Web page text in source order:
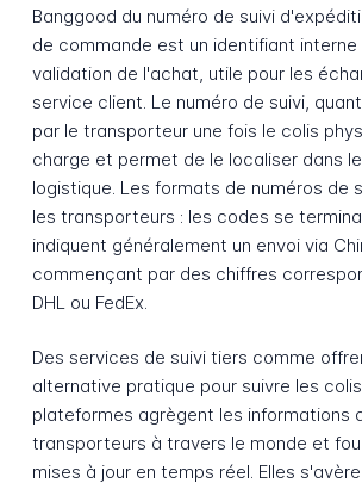
Banggood du numéro de suivi
de commande est un identifiant
validation de l'achat, utile pour les
service client. Le numéro de suivi,
par le transporteur une fois le colis
charge et permet de le localiser dans
logistique. Les formats de numéros de
les transporteurs : les codes se
indiquent généralement un envoi via
commençant par des chiffres
DHL ou FedEx.
Des services de suivi tiers comme
alternative pratique pour suivre les
plateformes agrègent les informations
transporteurs à travers le monde et
mises à jour en temps réel. Elles